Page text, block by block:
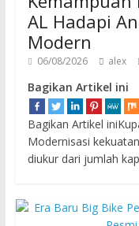
AL Hadapi
Modern
06/08/2026 alex
Bagikan Artikel ini
Bagikan Artikel
Modernisasi
diukur dari jumlah